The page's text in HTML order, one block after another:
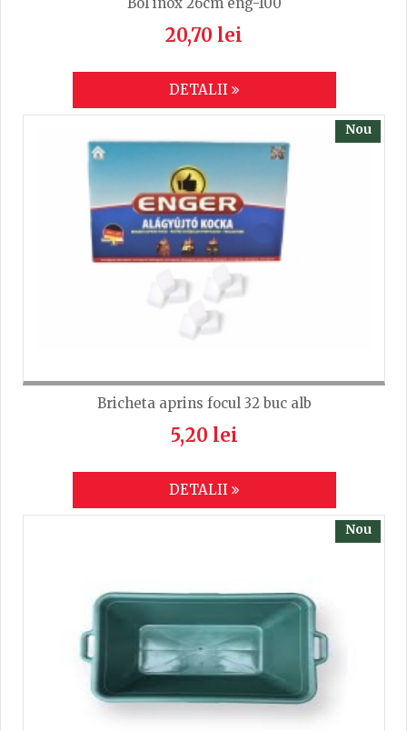
20,70 lei
DETALII
Nou
Bricheta aprins focul 32 buc alb
5,20 lei
DETALII
Nou